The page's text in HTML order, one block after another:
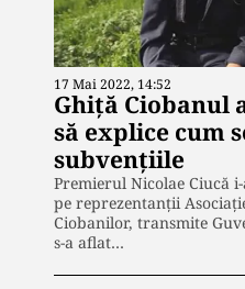
17 Mai 2022, 14:52
Ghiță Ciobanul
să explice cum
subvențiile
Premierul Nicolae Ciucă
pe reprezentanţii
Ciobanilor, transmite
s-a aflat…